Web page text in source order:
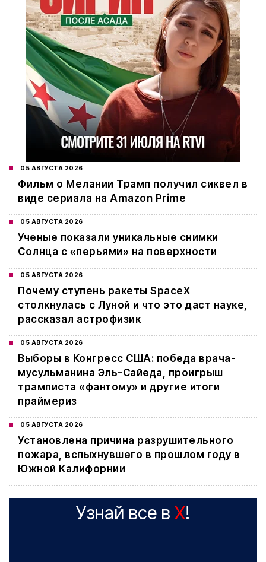
05 АВГУСТА 2026
Фильм о Мелании Трамп получил сиквел в
виде сериала на Amazon Prime
05 АВГУСТА 2026
Ученые показали уникальные снимки
Солнца с «перьями» на поверхности
05 АВГУСТА 2026
Почему ступень ракеты SpaceX
столкнулась с Луной и что это даст науке,
рассказал астрофизик
05 АВГУСТА 2026
Выборы в Конгресс США: победа врача-
мусульманина Эль-Сайеда, проигрыш
трамписта «фантому» и другие итоги
праймериз
05 АВГУСТА 2026
Установлена причина разрушительного
пожара, вспыхнувшего в прошлом году в
Южной Калифорнии
Узнай все в X!